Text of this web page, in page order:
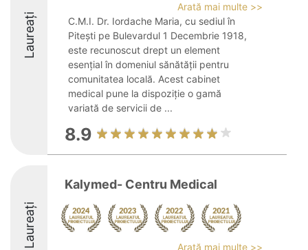
Laureați
Arată mai multe >>
C.M.I. Dr. Iordache Maria, cu sediul în
Pitești pe Bulevardul 1 Decembrie 1918,
este recunoscut drept un element
esențial în domeniul sănătății pentru
comunitatea locală. Acest cabinet
medical pune la dispoziție o gamă
variată de servicii de ...
8.9
Laureați
Kalymed- Centru Medical
Arată mai multe >>